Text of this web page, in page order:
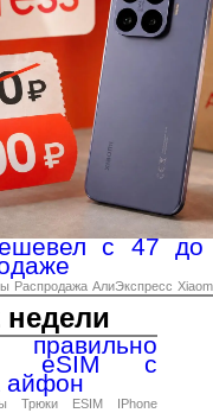
с 47 до
Распродажа АлиЭкспресс
eSIM с
айфон
Трюки ESIM
IPhone